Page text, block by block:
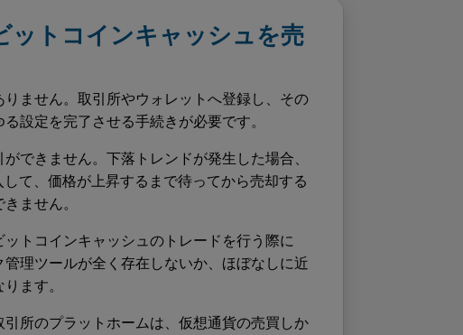
ットコインキャッシュを売
りません。取引所やウォレットへ登録し、その
設定を完了させる手続きが必要です。
できません。下落トレンドが発生した場合、
して、価格が上昇するまで待ってから売却する
ません。
ットコインキャッシュのトレードを行う際に
管理ツールが全く存在しないか、ほぼなしに近
ます。
引所のプラットホームは、仮想通貨の売買しか